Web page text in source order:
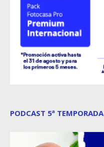
PODCAST 5ª TEMPORADA